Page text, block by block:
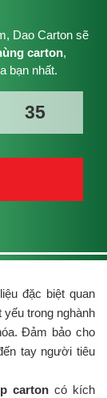
Dao Carton sẽ
carton,
bạn nhất.
đặc biệt quan
yếu trong nghành
Đảm bảo cho
tay người tiêu
carton có kích